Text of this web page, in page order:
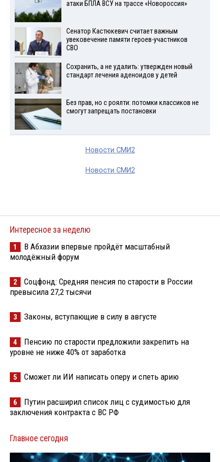
атаки БПЛА ВСУ на трассе «Новороссия»
Сенатор Кастюкевич считает важным
увековечение памяти героев-участников
СВО
Сохранить, а не удалить: утвержден новый
стандарт лечения аденоидов у детей
Без прав, но с роялти: потомки классиков не
смогут запрещать постановки
Новости СМИ2
Новости СМИ2
Интересное за неделю
1
В Абхазии впервые пройдёт масштабный
молодёжный форум
2
Соцфонд: Средняя пенсия по старости в России
превысила 27,2 тысячи
3 Законы, вступающие в силу в августе
4
Пенсию по старости предложили закрепить на
уровне не ниже 40% от заработка
5 Сможет ли ИИ написать оперу и спеть арию
6
Путин расширил список лиц с судимостью для
заключения контракта с ВС РФ
Главное сегодня